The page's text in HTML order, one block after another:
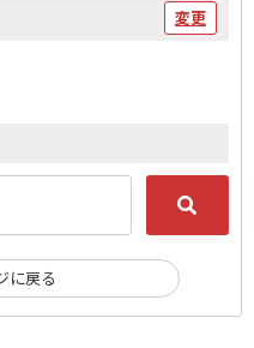
変更
に戻る